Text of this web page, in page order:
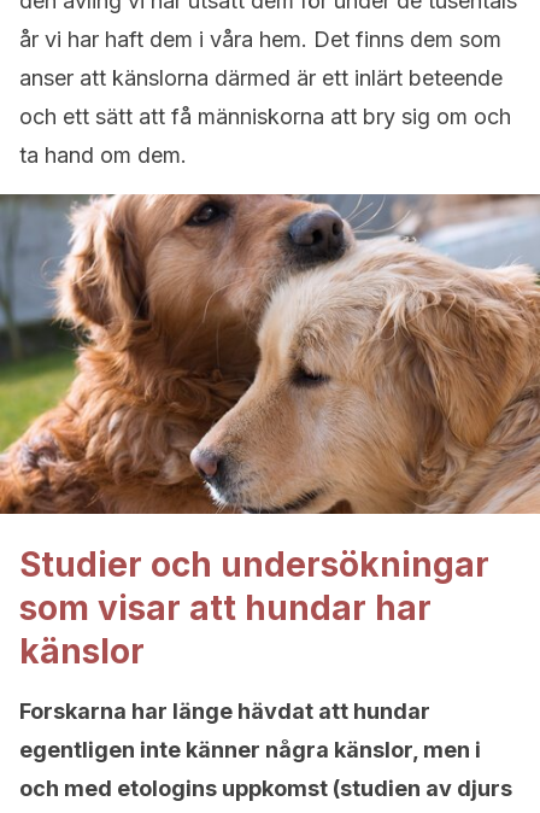
år vi har haft dem i våra hem. Det finns dem som
anser att känslorna därmed är ett inlärt beteende
och ett sätt att få människorna att bry sig om och
ta hand om dem.
Studier och undersökningar
som visar att hundar har
känslor
Forskarna har länge hävdat att hundar
egentligen inte känner några känslor, men i
och med etologins uppkomst (studien av djurs